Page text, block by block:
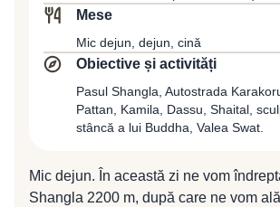
Mese
Mic dejun, dejun, cină
Obiective și activități
Pasul Shangla, Autostrada
Pattan, Kamila, Dassu, Shaital,
stâncă a lui Buddha, Valea Swat.
Mic dejun. În această zi ne vom
Shangla 2200 m, după care ne vom